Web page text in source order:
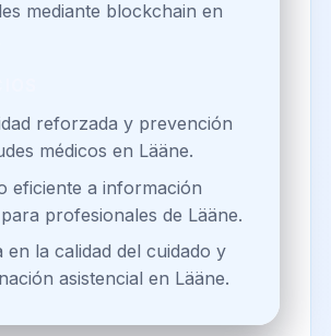
mediante blockchain en
reforzada y prevención
médicos en Lääne.
eficiente a información
profesionales de Lääne.
en la calidad del cuidado y
asistencial en Lääne.